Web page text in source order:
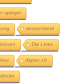
spiegel
deutschland
Die Linke
digitec.ch